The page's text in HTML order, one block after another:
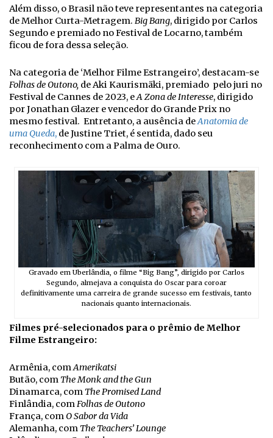
Além disso, o Brasil não teve representantes na categoria
de Melhor Curta-Metragem. Big Bang, dirigido por Carlos
Segundo e premiado no Festival de Locarno, também
ficou de fora dessa seleção.
Na categoria de ‘Melhor Filme Estrangeiro’, destacam-se
Folhas de Outono, de Aki Kaurismäki, premiado pelo juri no
Festival de Cannes de 2023, eA Zona de Interesse, dirigido
por Jonathan Glazer e vencedor do Grande Prix no
mesmo festival. Entretanto, a ausência deAnatomia de
uma Queda, de Justine Triet, é sentida, dado seu
reconhecimento com a Palma de Ouro.
Gravado em Uberlândia, o filme “Big Bang”, dirigido por Carlos
Segundo, almejava a conquista do Oscar para coroar
definitivamente uma carreira de grande sucesso em festivais, tanto
nacionais quanto internacionais.
Filmes pré-selecionados para o prêmio de Melhor
Filme Estrangeiro:
Armênia, comAmerikatsi
Butão, com The Monk and the Gun
Dinamarca, com The Promised Land
Finlândia, comFolhas de Outono
França, comO Sabor da Vida
Alemanha, com The Teachers’ Lounge